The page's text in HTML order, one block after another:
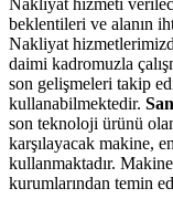
beklentileri ve alanın
Nakliyat
daimi kadromuzla
son gelişmeleri takip
kullanabilmektedir.
son teknoloji ürünü
karşılayacak makine,
kullanmaktadır.
kurumlarından temin